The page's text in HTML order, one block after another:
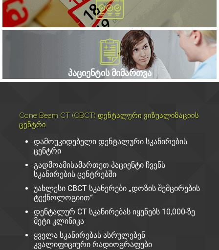
ᲞᲐᲪᲘᲔᲜᲢᲘᲡ ᲛᲘᲛᲐᲠᲗᲕᲐ
Cone Beam CT (CBCT) დენტალური ვიზუალიზაციის
ცენტრი
დამოუკიდებელი დენტალური სკანირების
ცენტრი
გადმოამისამართეთ პაციენტი ჩვენს
სკანირების ცენტრებში
უახლესი CBCT სკანერები „დოზის შემცირების
ტექნოლოგიით“
დენტალურ CT სკანირებას იყენებს 10,000-ზე
მეტი კლინიკა
ყველა სკანირებას ასრულებენ
კვალიფიციური რადიოგრაფები